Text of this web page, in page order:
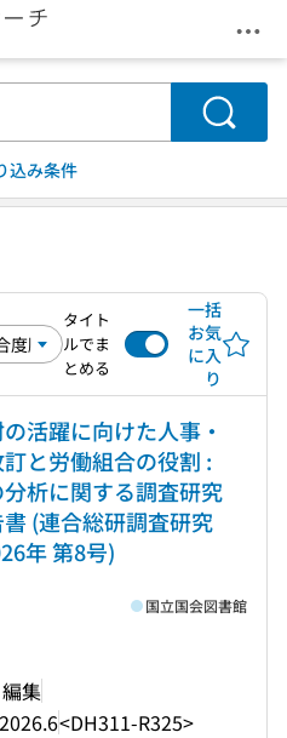
メ
検索
込み条件
タイト
ルでま
とめる
一括
お気
に入
り
活躍に向けた人事・
と労働組合の役割 :
析に関する調査研究
(連合総研調査研究
年 第8号)
集
2026.6<DH311-R325>
国立国会図書館